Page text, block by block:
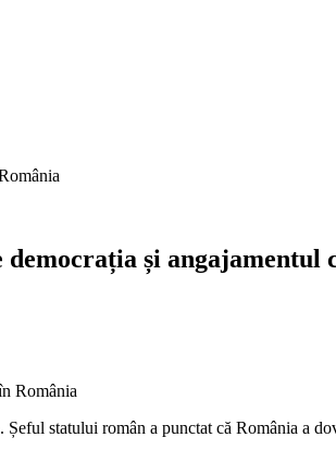
și angajamentul
statului român a punctat că România a